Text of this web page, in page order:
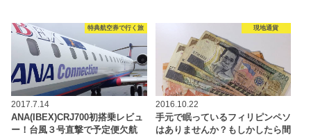
特典航空券で行く旅
2017.7.14
ANA(IBEX)CRJ700初搭乗レビュ
ー！台風３号直撃で予定便欠航
現地通貨
2016.10.22
手元で眠っているフィリピンペソ
はありませんか？もしかしたら間